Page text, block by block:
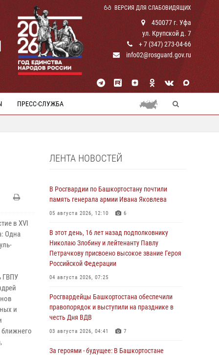
ВЕРСИЯ ДЛЯ СЛАБОВИДЯЩИХ
450077 г. Уфа
ул. Крупской д. 7
+ 7 (347) 273-04-66
info02@rosguard.gov.ru
ПРЕСС-СЛУЖБА
в XVI
Одна
ГВПУ
и
ближнего
ЛЕНТА НОВОСТЕЙ
В Росгвардии по Башкортостану почтили
память генерала армии Ивана Яковлева
05 августа 2026, 12:10 6
В этот день, 16 лет назад подполковнику
Николаю Злобину и лейтенанту Павлу
Петрачкову присвоено высокое звание Героя
Российской Федерации
04 августа 2026, 07:25
Росгвардейцы Башкортостана обеспечили
правопорядок и выступили на празднике в
честь Дня ВДВ
03 августа 2026, 04:41 7
За героями - будущее: В Башкортостане